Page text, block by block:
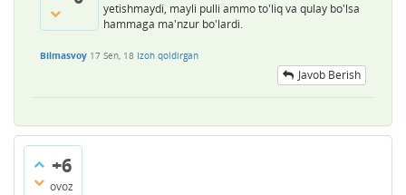
yetishmaydi, mayli pulli ammo to'liq va qulay bo'lsa
hammaga ma'nzur bo'lardi.
Bilmasvoy 17 Sen, 18 Izoh qoldirgan
Javob Berish
+6
ovoz